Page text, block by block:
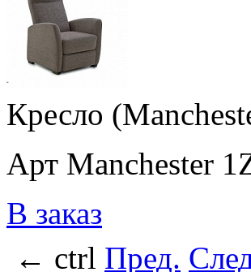
Кресло
Арт Manchester
В заказ
← ctrl Пред.